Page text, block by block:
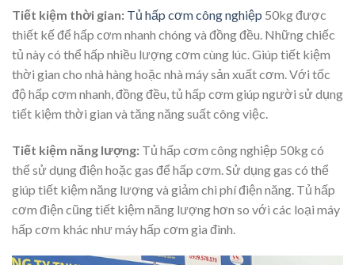
Tiết kiệm thời gian: Tủ hấp cơm công nghiệp 50kg được
thiết kế để hấp cơm nhanh chóng và đồng đều. Những chiếc
tủ này có thể hấp nhiều lượng cơm cùng lúc. Giúp tiết kiệm
thời gian cho nhà hàng hoặc nhà máy sản xuất cơm. Với tốc
độ hấp cơm nhanh, đồng đều, tủ hấp cơm giúp người sử dụng
tiết kiệm thời gian và tăng năng suất công việc.
Tiết kiệm năng lượng: Tủ hấp cơm công nghiệp 50kg có
thể sử dụng điện hoặc gas để hấp cơm. Sử dụng gas có thể
giúp tiết kiệm năng lượng và giảm chi phí điện năng. Tủ hấp
cơm điện cũng tiết kiệm năng lượng hơn so với các loại máy
hấp cơm khác như máy hấp cơm gia đình.